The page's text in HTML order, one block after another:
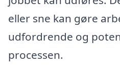
eller sne kan gøre
udfordrende og
processen.